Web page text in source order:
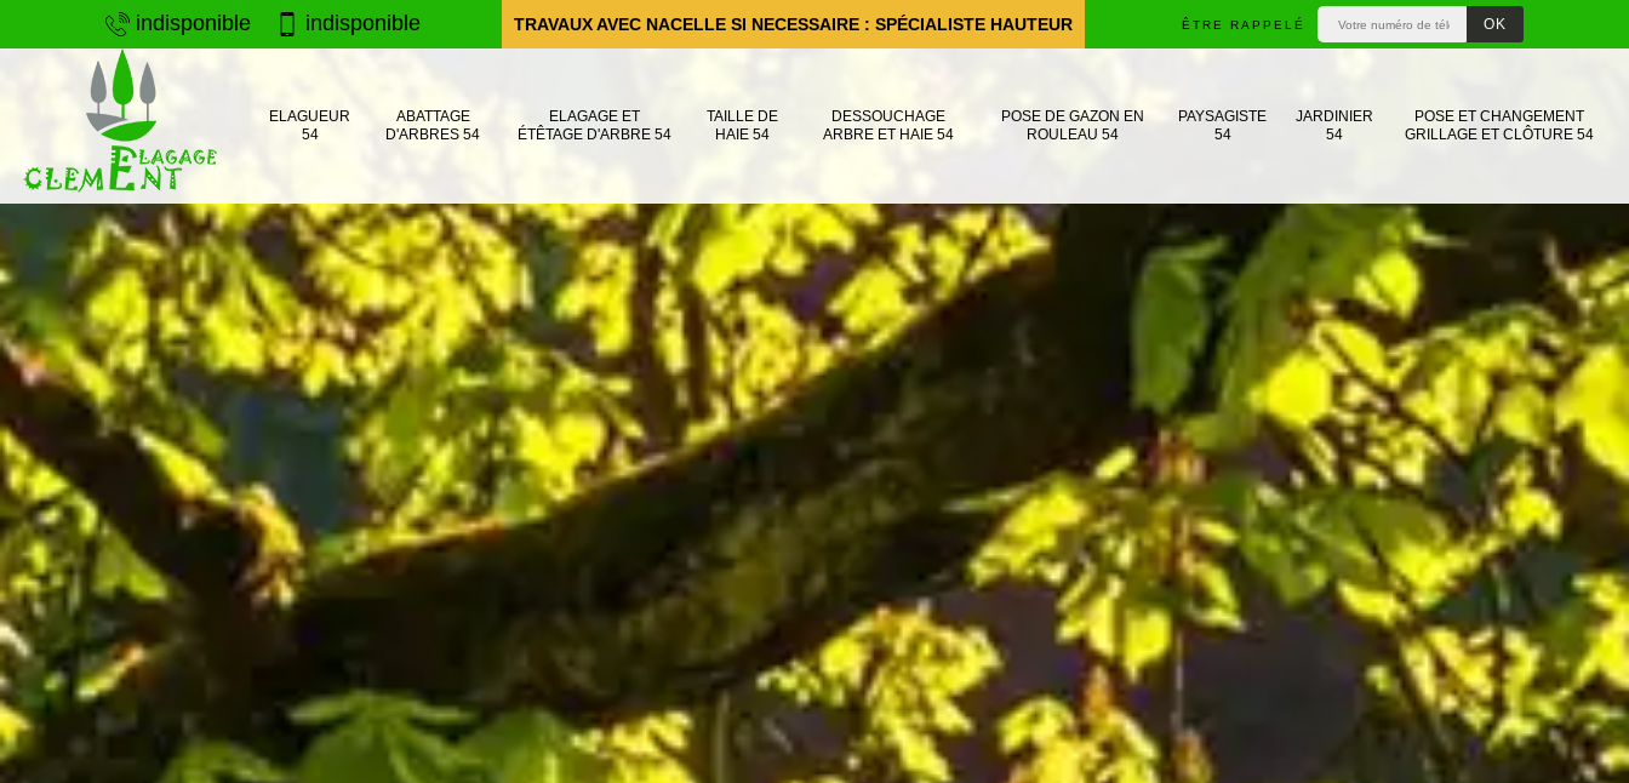
indisponible indisponible TRAVAUX AVEC NACELLE SI NECESSAIRE : SPÉCIALISTE HAUTEUR ÊTRE RAPPELÉ
ELAGUEUR
54
ABATTAGE
D'ARBRES 54
ELAGAGE ET
ÉTÊTAGE D'ARBRE 54
TAILLE DE
HAIE 54
DESSOUCHAGE
ARBRE ET HAIE 54
POSE DE GAZON EN
ROULEAU 54
PAYSAGISTE
54
JARDINIER
54
POSE ET CHANGEMENT
GRILLAGE ET CLÔTURE 54